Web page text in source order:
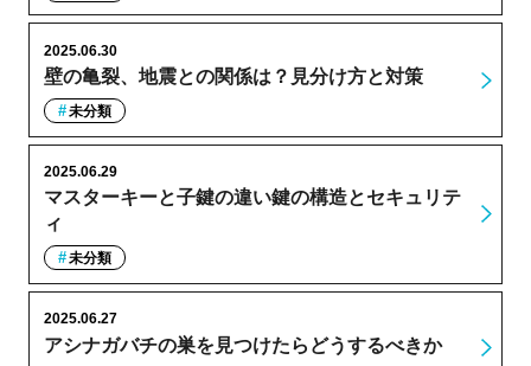
壁の亀裂、地震との関係は？見分け方と対策
2025.06.30
未分類
マスターキーと子鍵の違い鍵の構造とセキュリテ
ィ
2025.06.29
未分類
アシナガバチの巣を見つけたらどうするべきか
2025.06.27